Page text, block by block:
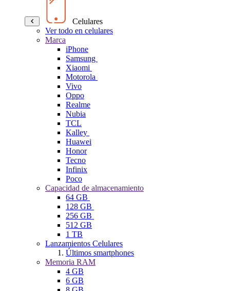
Celulares
Ver todo en celulares
Marca
iPhone
Samsung
Xiaomi
Motorola
Vivo
Oppo
Realme
Nubia
TCL
Kalley
Huawei
Honor
Tecno
Infinix
Poco
Capacidad de almacenamiento
64 GB
128 GB
256 GB
512 GB
1 TB
Lanzamientos Celulares
Últimos smartphones
Memoria RAM
4 GB
6 GB